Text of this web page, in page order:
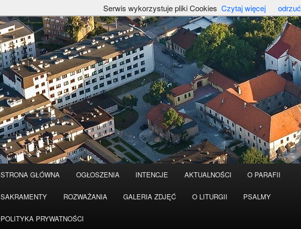
STRONA GŁÓWNA OGŁOSZENIA INTENCJE AKTUALNOŚCI O PARAFII
SAKRAMENTY ROZWAŻANIA GALERIA ZDJĘĆ O LITURGII PSALMY
POLITYKA PRYWATNOŚCI
Serwis wykorzystuje pliki Cookies Czytaj więcej odrzuć